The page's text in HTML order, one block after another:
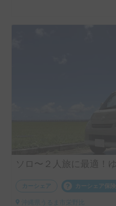
カーシェア カーシェア保険
沖縄県うるま市栄野比